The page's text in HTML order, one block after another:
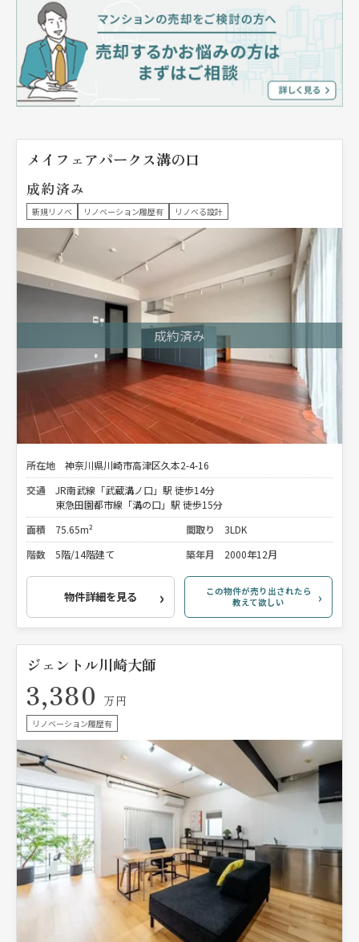
メイフェアパークス溝の口
成約済み
新規リノベ リノベーション履歴有 リノベる設計
所在地
神奈川県川崎市高津区久本2-4-16
交通
JR南武線「武蔵溝ノ口」駅 徒歩14分
東急田園都市線「溝の口」駅 徒歩15分
面積
75.65m² 間取り
3LDK
階数
5階/14階建て 築年月 2000年12月
物件詳細を見る
この物件が売り出されたら
教えて欲しい
ジェントル川崎大師
3,380 万円
リノベーション履歴有